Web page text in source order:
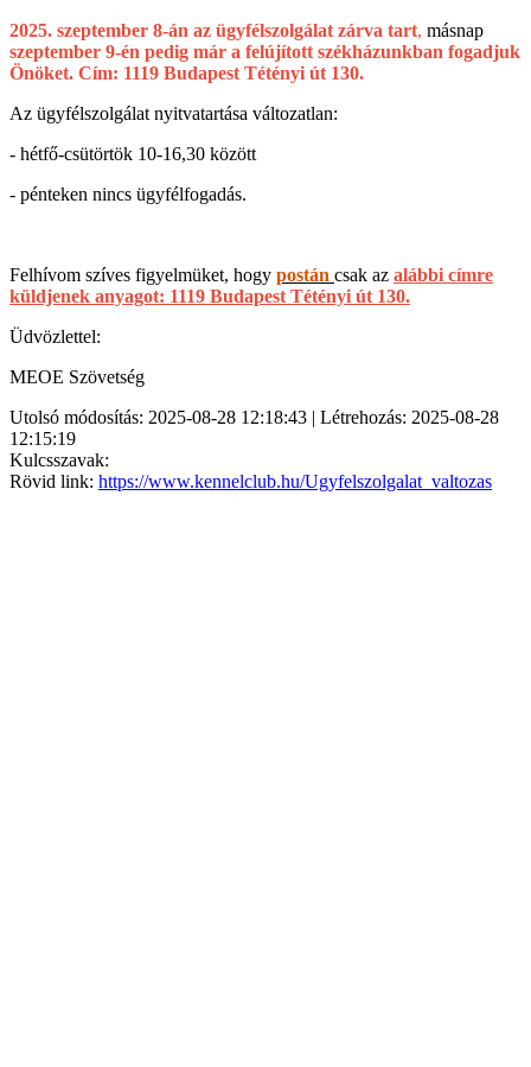
2025. szeptember 8-án az ügyfélszolgálat zárva tart, másnap
szeptember 9-én pedig már a felújított székházunkban fogadjuk
Önöket. Cím: 1119 Budapest Tétényi út 130.
Az ügyfélszolgálat nyitvatartása változatlan:
- hétfő-csütörtök 10-16,30 között
- pénteken nincs ügyfélfogadás.
Felhívom szíves figyelmüket, hogy postán csak az alábbi címre
küldjenek anyagot: 1119 Budapest Tétényi út 130.
Üdvözlettel:
MEOE Szövetség
Utolsó módosítás: 2025-08-28 12:18:43 | Létrehozás: 2025-08-28
12:15:19
Kulcsszavak:
Rövid link: https://www.kennelclub.hu/Ugyfelszolgalat_valtozas